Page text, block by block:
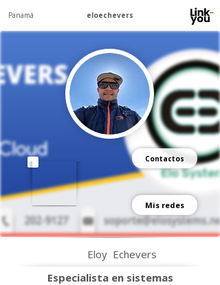
Panamá eloechevers
Contactos
Mis redes
Eloy Echevers
Especialista en sistemas